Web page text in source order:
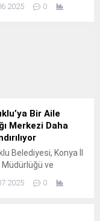
olan D vitamini,
0
Bir Aile
Merkezi Daha
Belediyesi, Konya İl
Müdürlüğü ve
işbirliğiyle
yeni sağlık
0